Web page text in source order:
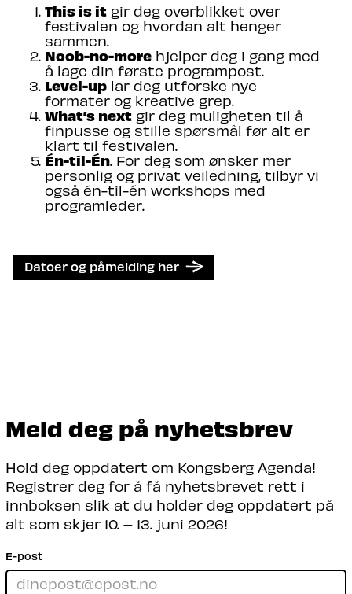
This is itgir deg overblikket over
festivalen og hvordan alt henger
sammen.
Noob-no-morehjelper deg i gang med
å lage din første programpost.
Level-uplar deg utforske nye
formater og kreative grep.
What’s nextgir deg muligheten til å
finpusse og stille spørsmål før alt er
klart til festivalen.
Én-til-Én. For deg som ønsker mer
personlig og privat veiledning, tilbyr vi
også én-til-én workshops med
programleder.
Datoer og påmelding her
Meld deg på nyhetsbrev
Hold deg oppdatert om Kongsberg Agenda!
Registrer deg for å få nyhetsbrevet rett i
innboksen slik at du holder deg oppdatert på
alt som skjer 10. – 13. juni 2026!
E-post